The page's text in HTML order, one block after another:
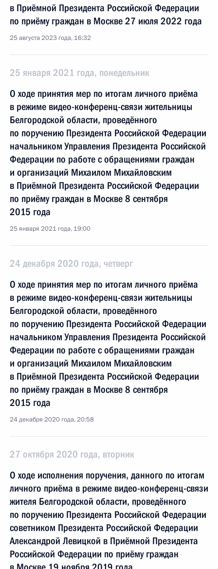
в Приёмной Президента Российской Федерации
по приёму граждан в Москве 27 июля 2022 года
25 августа 2023 года, 16:32
25 января 2021 года, понедельник
О ходе принятия мер по итогам личного приёма
в режиме видео-конференц-связи жительницы
Белгородской области, проведённого
по поручению Президента Российской Федерации
начальником Управления Президента Российской
Федерации по работе с обращениями граждан
и организаций Михаилом Михайловским
в Приёмной Президента Российской Федерации
по приёму граждан в Москве 8 сентября
2015 года
25 января 2021 года, 19:00
24 декабря 2020 года, четверг
О ходе принятия мер по итогам личного приёма
в режиме видео-конференц-связи жительницы
Белгородской области, проведённого
по поручению Президента Российской Федерации
начальником Управления Президента Российской
Федерации по работе с обращениями граждан
и организаций Михаилом Михайловским
в Приёмной Президента Российской Федерации
по приёму граждан в Москве 8 сентября
2015 года
24 декабря 2020 года, 20:58
27 октября 2020 года, вторник
О ходе исполнения поручения, данного по итогам
личного приёма в режиме видео-конференц-связи
жителя Белгородской области, проведённого
по поручению Президента Российской Федерации
советником Президента Российской Федерации
Александрой Левицкой в Приёмной Президента
Российской Федерации по приёму граждан